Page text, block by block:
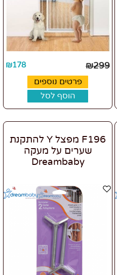
₪299
₪178
פרטים נוספים
הוסף לסל
F196 מפצל Y להתקנת
שערים על מעקה
Dreambaby